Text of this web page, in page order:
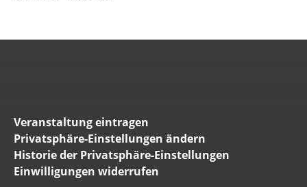
Veranstaltung eintragen
Privatsphäre-Einstellungen ändern
Historie der Privatsphäre-Einstellungen
Einwilligungen widerrufen